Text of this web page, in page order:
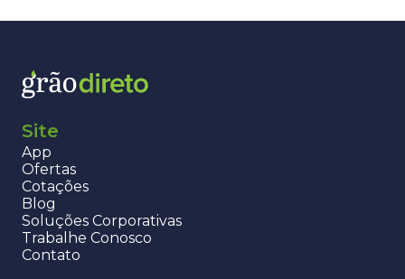
Site
App
Ofertas
Cotações
Blog
Soluções Corporativas
Trabalhe Conosco
Contato